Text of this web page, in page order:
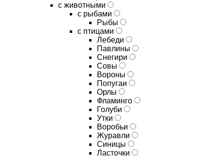
с животными
с рыбами
Рыбы
с птицами
Лебеди
Павлины
Снегири
Совы
Вороны
Попугаи
Орлы
Фламинго
Голуби
Утки
Воробьи
Журавли
Синицы
Ласточки